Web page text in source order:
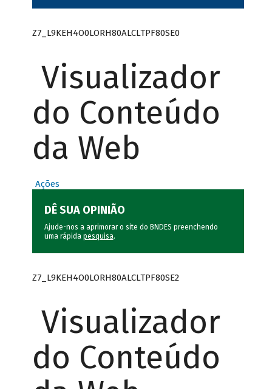
Z7_L9KEH4O0LORH80ALCLTPF80SE0
Visualizador
do Conteúdo
da Web
Ações
DÊ SUA OPINIÃO
Ajude-nos a aprimorar o site do BNDES preenchendo
uma rápida pesquisa.
Z7_L9KEH4O0LORH80ALCLTPF80SE2
Visualizador
do Conteúdo